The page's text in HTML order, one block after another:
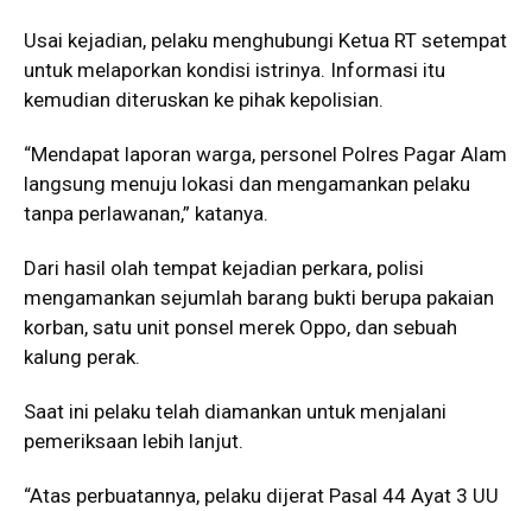
Usai kejadian, pelaku menghubungi Ketua RT setempat
untuk melaporkan kondisi istrinya. Informasi itu
kemudian diteruskan ke pihak kepolisian.
“Mendapat laporan warga, personel Polres Pagar Alam
langsung menuju lokasi dan mengamankan pelaku
tanpa perlawanan,” katanya.
Dari hasil olah tempat kejadian perkara, polisi
mengamankan sejumlah barang bukti berupa pakaian
korban, satu unit ponsel merek Oppo, dan sebuah
kalung perak.
Saat ini pelaku telah diamankan untuk menjalani
pemeriksaan lebih lanjut.
“Atas perbuatannya, pelaku dijerat Pasal 44 Ayat 3 UU